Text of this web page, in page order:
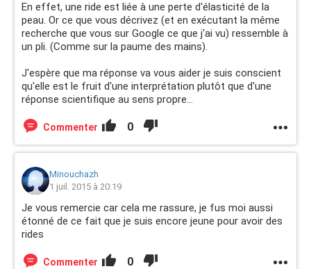
En effet, une ride est liée à une perte d'élasticité de la
peau. Or ce que vous décrivez (et en exécutant la même
recherche que vous sur Google ce que j'ai vu) ressemble à
un pli. (Comme sur la paume des mains).
J'espère que ma réponse va vous aider je suis conscient
qu'elle est le fruit d'une interprétation plutôt que d'une
réponse scientifique au sens propre...
Commenter 0
Minouchazh
1 juil. 2015 à 20:19
Je vous remercie car cela me rassure, je fus moi aussi
étonné de ce fait que je suis encore jeune pour avoir des
rides
Commenter 0